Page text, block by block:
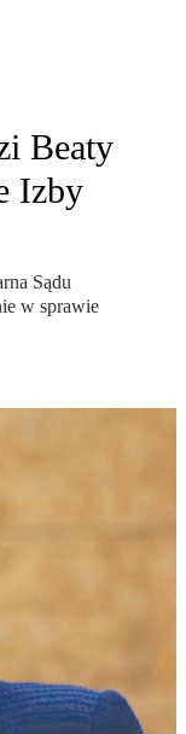
Beaty
Izby
Sądu
w sprawie